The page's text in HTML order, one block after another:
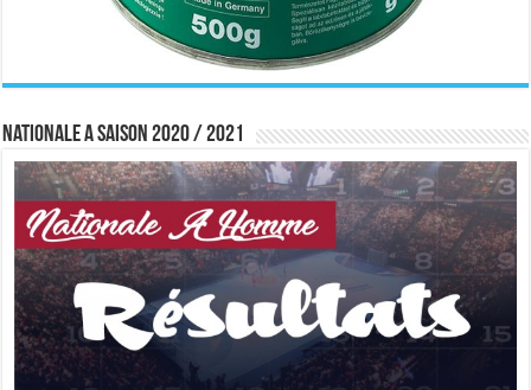
Nationale A saison 2020 / 2021